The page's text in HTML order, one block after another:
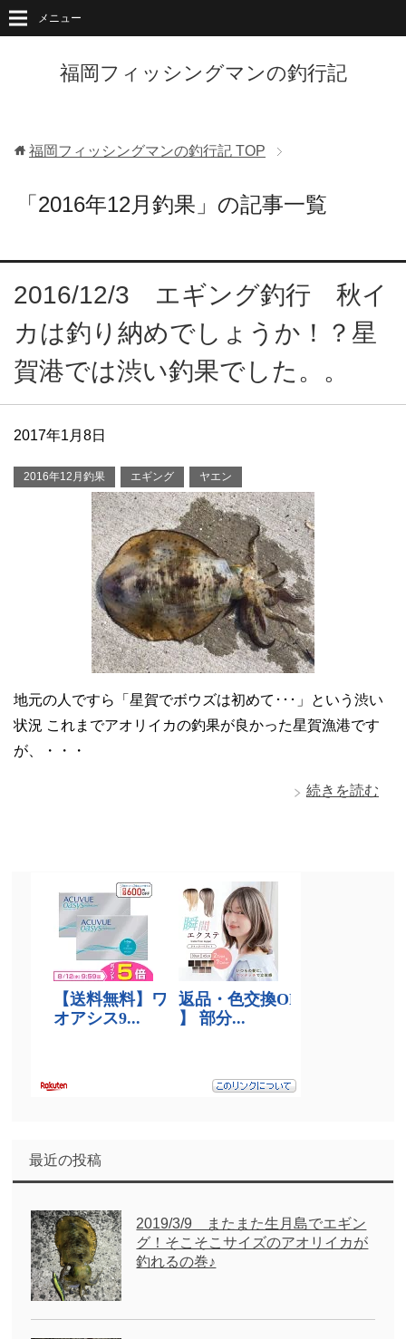
福岡フィッシングマンの釣行記
メニュー
福岡フィッシングマンの釣行記 TOP
「2016年12月釣果」の記事一覧
2016/12/3 エギング釣行 秋イ
カは釣り納めでしょうか！？星
賀港では渋い釣果でした。。
2017年1月8日
2016年12月釣果 エギング ヤエン
地元の人ですら「星賀でボウズは初めて･･･」という渋い
状況 これまでアオリイカの釣果が良かった星賀漁港です
が、・・・
続きを読む
最近の投稿
2019/3/9 またまた生月島でエギン
グ！そこそこサイズのアオリイカが
釣れるの巻♪